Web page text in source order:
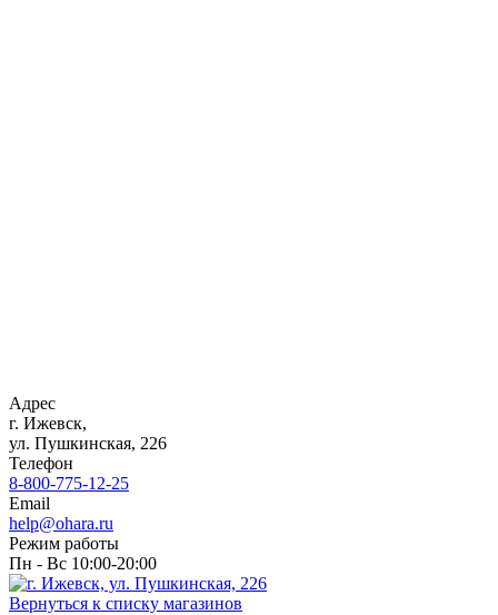
Адрес
г. Ижевск,
ул. Пушкинская, 226
Телефон
8-800-775-12-25
Email
help@ohara.ru
Режим работы
Пн - Вс 10:00-20:00
Вернуться к списку магазинов